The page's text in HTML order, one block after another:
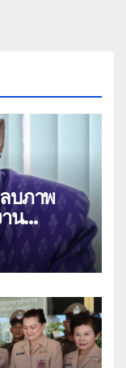
บภาพ
น
ว 69” มุ่ง
กรรม-จับ
กล (คลิป)